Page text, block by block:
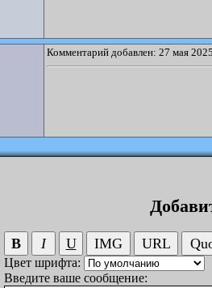
Комментарий добавлен: 27 мая
Цвет шрифта:
Введите ваше сообщение: